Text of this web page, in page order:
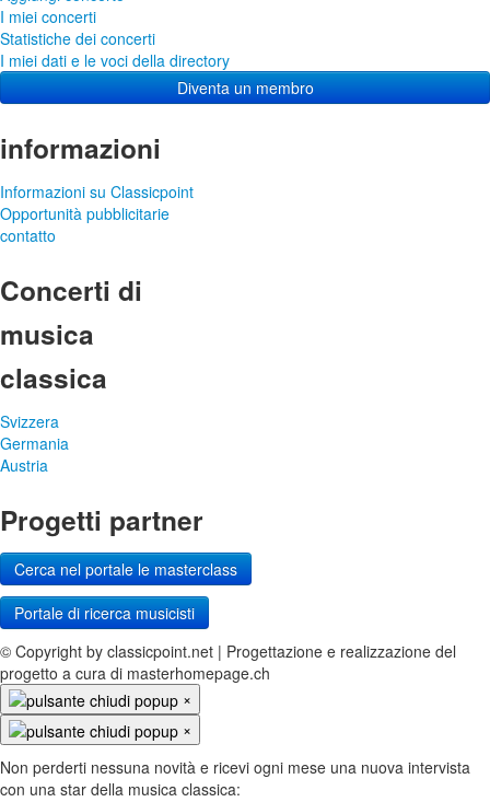
I miei concerti
Statistiche dei concerti
I miei dati e le voci della directory
Diventa un membro
informazioni
Informazioni su Classicpoint
Opportunità pubblicitarie
contatto
Concerti di
musica
classica
Svizzera
Germania
Austria
Progetti partner
Cerca nel portale le masterclass
Portale di ricerca musicisti
© Copyright by classicpoint.net | Progettazione e realizzazione del
progetto a cura di masterhomepage.ch
×
×
Non perderti nessuna novità e ricevi ogni mese una nuova intervista
con una star della musica classica: